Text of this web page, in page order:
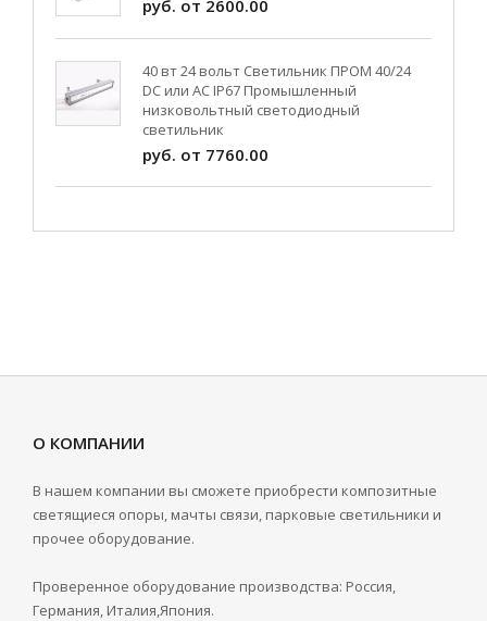
руб. от 2600.00
40 вт 24 вольт Светильник ПРОМ 40/24
DC или AC IP67 Промышленный
низковольтный светодиодный
светильник
руб. от 7760.00
О КОМПАНИИ
В нашем компании вы сможете приобрести композитные
светящиеся опоры, мачты связи, парковые светильники и
прочее оборудование.
Проверенное оборудование производства: Россия,
Германия, Италия,Япония.